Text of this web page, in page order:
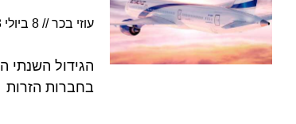
עוזי בכר 8 ביולי 2018
בחברות הזרות